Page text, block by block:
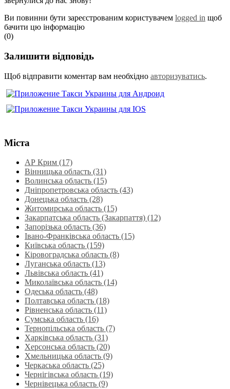
Ви повинни бути зареєстрованим користувачем logged in щоб
бачити цю інформацію
(0)
Залишити відповідь
Щоб відправити коментар вам необхідно авторизуватись.
Міста
АР Крим (17)
Вінницька область (31)
Волинська область‎ (15)
Дніпропетровська область‎ (43)
Донецька область (28)
Житомирська область (15)
Закарпатська область (Закарпаття) (12)
Запорізька область (36)
Івано-Франківська область (15)
Київська область (159)
Кіровоградська область (8)
Луганська область‎ (13)
Львівська область‎ (41)
Миколаївська область‎ (14)
Одеська область‎ (48)
Полтавська область (18)
Рівненська область‎ (11)
Сумська область‎ (16)
Тернопільська область‎ (7)
Харківська область‎ (31)
Херсонська область‎ (20)
Хмельницька область‎ (9)
Черкаська область‎ (25)
Чернігівська область (19)
Чернівецька область (9)